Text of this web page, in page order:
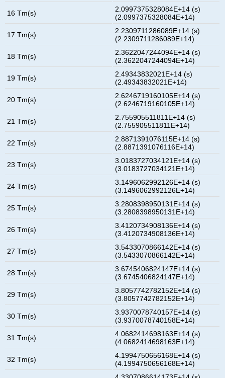
16 Tm(s)
2.0997375328084E+14 (s)
(2.0997375328084E+14)
17 Tm(s)
2.2309711286089E+14 (s)
(2.2309711286089E+14)
18 Tm(s)
2.3622047244094E+14 (s)
(2.3622047244094E+14)
19 Tm(s)
2.49343832021E+14 (s)
(2.49343832021E+14)
20 Tm(s)
2.6246719160105E+14 (s)
(2.6246719160105E+14)
21 Tm(s)
2.755905511811E+14 (s)
(2.755905511811E+14)
22 Tm(s)
2.8871391076115E+14 (s)
(2.8871391076116E+14)
23 Tm(s)
3.0183727034121E+14 (s)
(3.0183727034121E+14)
24 Tm(s)
3.1496062992126E+14 (s)
(3.1496062992126E+14)
25 Tm(s)
3.2808398950131E+14 (s)
(3.2808398950131E+14)
26 Tm(s)
3.4120734908136E+14 (s)
(3.4120734908136E+14)
27 Tm(s)
3.5433070866142E+14 (s)
(3.5433070866142E+14)
28 Tm(s)
3.6745406824147E+14 (s)
(3.6745406824147E+14)
29 Tm(s)
3.8057742782152E+14 (s)
(3.8057742782152E+14)
30 Tm(s)
3.9370078740157E+14 (s)
(3.9370078740158E+14)
31 Tm(s)
4.0682414698163E+14 (s)
(4.0682414698163E+14)
32 Tm(s)
4.1994750656168E+14 (s)
(4.1994750656168E+14)